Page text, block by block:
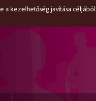
kezelhetőség javítása